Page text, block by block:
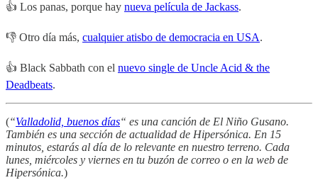
👍 Los panas, porque hay nueva película de Jackass.
👎 Otro día más, cualquier atisbo de democracia en USA.
👍 Black Sabbath con el nuevo single de Uncle Acid & the
Deadbeats.
(“Valladolid, buenos días“ es una canción de El Niño Gusano.
También es una sección de actualidad de Hipersónica. En 15
minutos, estarás al día de lo relevante en nuestro terreno. Cada
lunes, miércoles y viernes en tu buzón de correo o en la web de
Hipersónica.)